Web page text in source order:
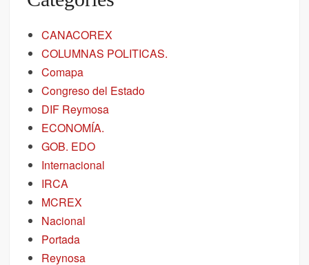
CANACOREX
COLUMNAS POLITICAS.
Comapa
Congreso del Estado
DIF Reymosa
ECONOMÍA.
GOB. EDO
Internacional
IRCA
MCREX
Nacional
Portada
Reynosa